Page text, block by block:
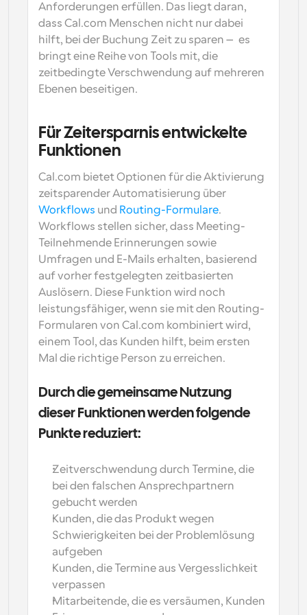
Anforderungen erfüllen. Das liegt daran,
dass Cal.com Menschen nicht nur dabei
hilft, bei der Buchung Zeit zu sparen — es
bringt eine Reihe von Tools mit, die
zeitbedingte Verschwendung auf mehreren
Ebenen beseitigen.
Für Zeitersparnis entwickelte
Funktionen
Cal.com bietet Optionen für die Aktivierung
Workflows und Routing-Formulare.
Workflows stellen sicher, dass Meeting-
Teilnehmende Erinnerungen sowie
Umfragen und E-Mails erhalten, basierend
auf vorher festgelegten zeitbasierten
Auslösern. Diese Funktion wird noch
leistungsfähiger, wenn sie mit den Routing-
Formularen von Cal.com kombiniert wird,
einem Tool, das Kunden hilft, beim ersten
Mal die richtige Person zu erreichen.
Durch die gemeinsame Nutzung
dieser Funktionen werden folgende
Punkte reduziert:
Zeitverschwendung durch Termine, die
bei den falschen Ansprechpartnern
gebucht werden
Kunden, die das Produkt wegen
Schwierigkeiten bei der Problemlösung
aufgeben
Kunden, die Termine aus Vergesslichkeit
verpassen
Mitarbeitende, die es versäumen, Kunden